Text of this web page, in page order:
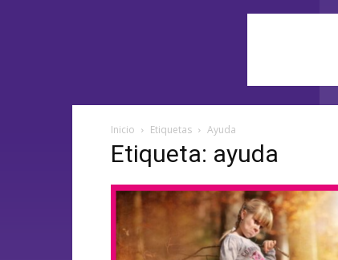
Inicio Etiquetas Ayuda
Etiqueta: ayuda